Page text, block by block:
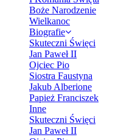
Boże Narodzenie
Wielkanoc
Biografie
Skuteczni Święci
Jan Paweł II
Ojciec Pio
Siostra Faustyna
Jakub Alberione
Papież Franciszek
Inne
Skuteczni Święci
Jan Paweł II